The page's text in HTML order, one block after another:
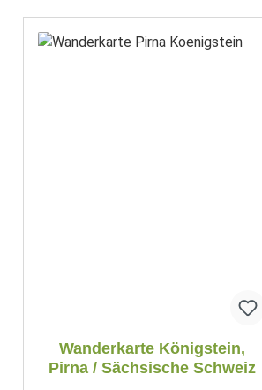
Wanderkarte Königstein,
Pirna / Sächsische Schweiz